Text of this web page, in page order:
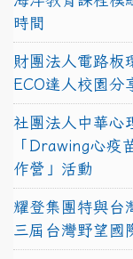
時間
財團法人電路板
ECO達人校園分
社團法人中華心
「Drawing心疫
作營」活動
耀登集團特與台
三屆台灣野望國